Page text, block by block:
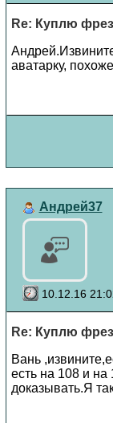
Re: Куплю
аватарку,
Андрей37
10.12.16
Re: Куплю
Вань
есть на 108 и на
доказывать.Я